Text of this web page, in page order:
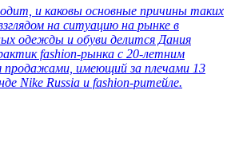
и каковы основные причины таких
на ситуацию на рынке в
одежды и обуви делится Дания
fashion-рынка с 20-летним
продажами, имеющий за плечами 13
Nike Russia и fashion-ритейле.